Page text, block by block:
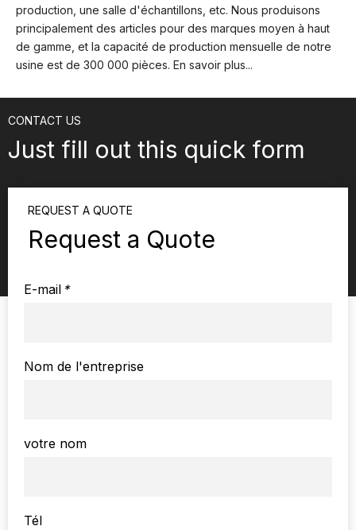
production, une salle d'échantillons, etc. Nous produisons
principalement des articles pour des marques moyen à haut
de gamme, et la capacité de production mensuelle de notre
usine est de 300 000 pièces. En savoir plus...
CONTACT US
Just fill out this quick form
REQUEST A QUOTE
Request a Quote
*
E-mail
Nom de l'entreprise
votre nom
Tél